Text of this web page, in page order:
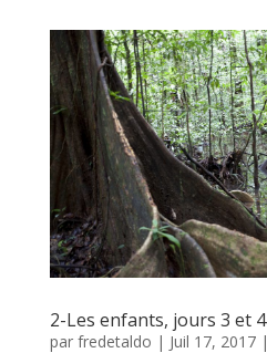
2-Les enfants, jours 3 et 4
par fredetaldo | Juil 17, 2017|